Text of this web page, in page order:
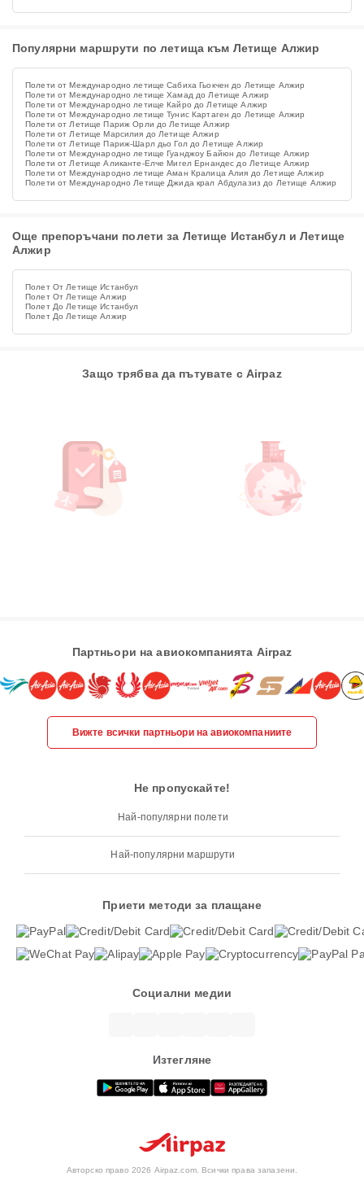
Популярни маршрути по летища към Летище Алжир
Полети от Международно летище Сабиха Гьокчен до Летище Алжир
Полети от Международно летище Хамад до Летище Алжир
Полети от Международно летище Кайро до Летище Алжир
Полети от Международно летище Тунис Картаген до Летище Алжир
Полети от Летище Париж Орли до Летище Алжир
Полети от Летище Марсилия до Летище Алжир
Полети от Летище Париж-Шарл дьо Гол до Летище Алжир
Полети от Международно летище Гуанджоу Байюн до Летище Алжир
Полети от Летище Аликанте-Елче Мигел Ернандес до Летище Алжир
Полети от Международно летище Аман Кралица Алия до Летище Алжир
Полети от Международно Летище Джида крал Абдулазиз до Летище Алжир
Още препоръчани полети за Летище Истанбул и Летище
Алжир
Полет От Летище Истанбул
Полет От Летище Алжир
Полет До Летище Истанбул
Полет До Летище Алжир
Защо трябва да пътувате с Airpaz
Партньори на авиокомпанията Airpaz
Вижте всички партньори на авиокомпаниите
Не пропускайте!
Най-популярни полети
Най-популярни маршрути
Приети методи за плащане
Социални медии
Изтегляне
Авторско право 2026 Airpaz.com. Всички права запазени.